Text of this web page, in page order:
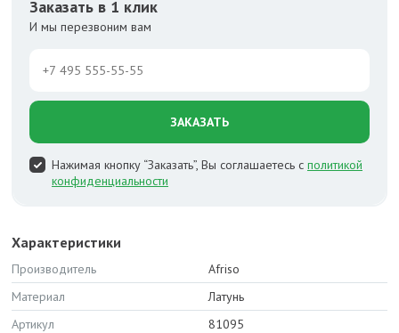
Заказать в 1 клик
И мы перезвоним вам
ЗАКАЗАТЬ
Нажимая кнопку “Заказать”, Вы соглашаетесь с политикой
конфиденциальности
Характеристики
Производитель
Afriso
Материал
Латунь
Артикул
81095